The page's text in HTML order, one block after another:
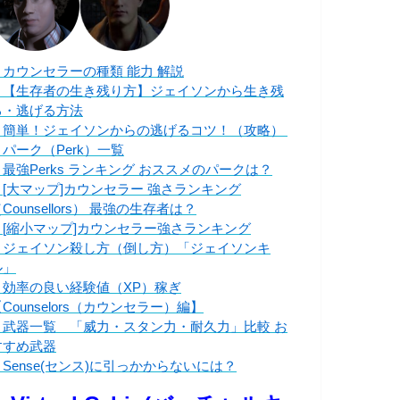
カウンセラーの種類 能力 解説
【生存者の生き残り方】ジェイソンから生き残
・逃げる方法
簡単！ジェイソンからの逃げるコツ！（攻略）
パーク（Perk）一覧
最強Perks ランキング おススメのパークは？
[大マップ]カウンセラー 強さランキング
Counsellors） 最強の生存者は？
[縮小マップ]カウンセラー強さランキング
ジェイソン殺し方（倒し方）「ジェイソンキ
効率の良い経験値（XP）稼ぎ
（カウンセラー）編】
武器一覧 「威力・スタン力・耐久力」比較 お
すめ武器
Sense(センス)に引っかからないには？